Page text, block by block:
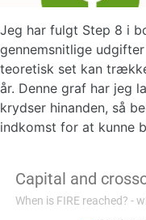
Jeg har fulgt Step 8 i
gennemsnitlige
teoretisk set kan
år. Denne graf har jeg
krydser hinanden, så
indkomst for at kunne